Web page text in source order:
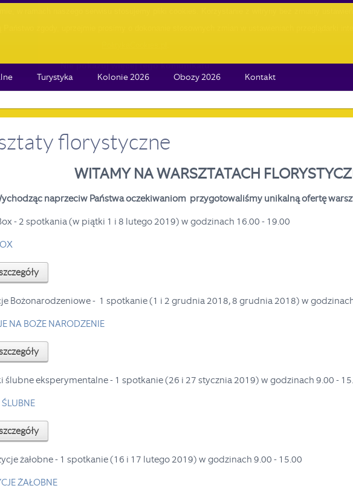
Turystyka Kolonie 2026 Obozy 2026 Kontakt
florystyczne
WITAMY NA WARSZTATACH
naprzeciw Państwa oczekiwaniom przygotowaliśmy unikalną ofertę
- 2 spotkania (w piątki 1 i 8 lutego 2019) w godzinach 16.00 - 19.00
Bożonarodzeniowe - 1 spotkanie (1 i 2 grudnia 2018, 8 grudnia 2018) w
NA BOŻE NARODZENIE
ślubne eksperymentalne - 1 spotkanie (26 i 27 stycznia 2019) w godzinach 9.00 -
żałobne - 1 spotkanie (16 i 17 lutego 2019) w godzinach 9.00 - 15.00
ŻAŁOBNE